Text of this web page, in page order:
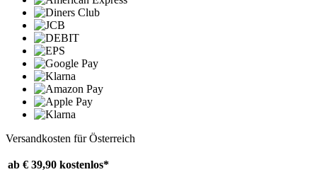
Versandkosten für Österreich
ab € 39,90 kostenlos*